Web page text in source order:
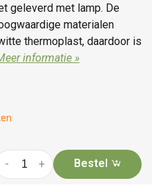
geleverd met lamp. De
materialen
thermoplast, daardoor is
informatie »
+
- Bestel